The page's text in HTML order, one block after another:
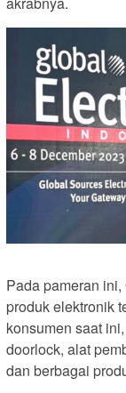
Pada pameran
produk elektronik
konsumen saat
doorlock, alat
dan berbagai